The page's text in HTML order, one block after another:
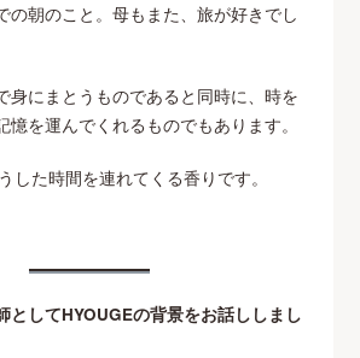
の朝のこと。母もまた、旅が好きでし
身にまとうものであると同時に、時を
憶を運んでくれるものでもあります。
した時間を連れてくる香りです。
としてHYOUGEの背景をお話ししまし